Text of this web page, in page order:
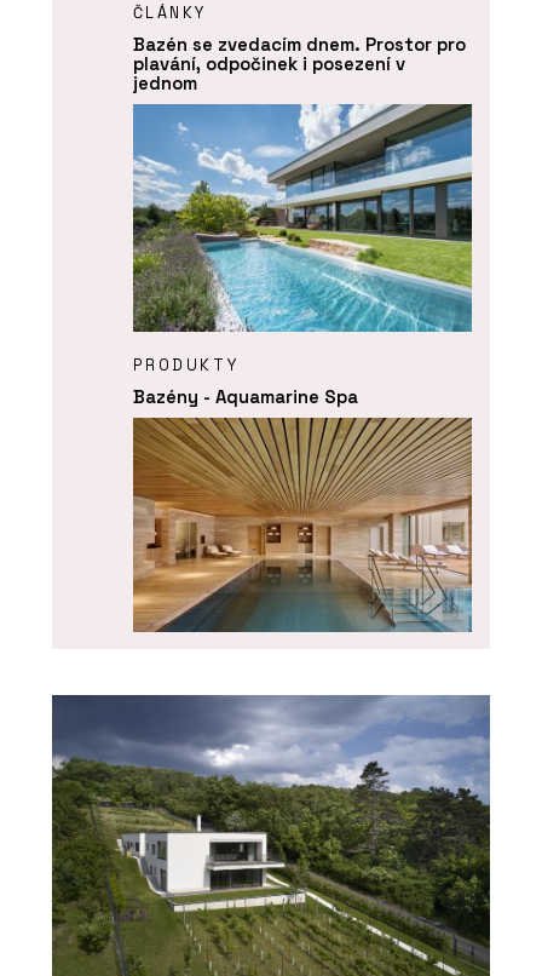
ČLÁNKY
Bazén se zvedacím dnem. Prostor pro
plavání, odpočinek i posezení v
jednom
PRODUKTY
Bazény - Aquamarine Spa
Bazén, kde plavete do zahrady a
zpět. Nové lázně v hotelu Golden
Fairmont Prague